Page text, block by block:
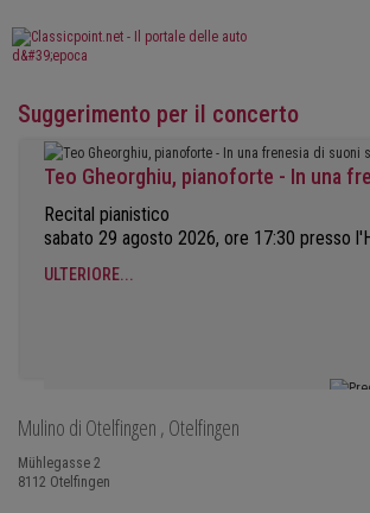
Suggerimento per il concerto
Teo Gheorghiu, pianoforte - In una
Recital pianistico
sabato 29 agosto 2026, ore 17:30 presso
ULTERIORE...
Mulino di Otelfingen , Otelfingen
Mühlegasse 2
8112 Otelfingen